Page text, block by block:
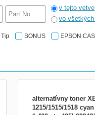
v tejto vetve
vo
Tip BONUS EPSON
alternatívny toner
1215/1515/1518